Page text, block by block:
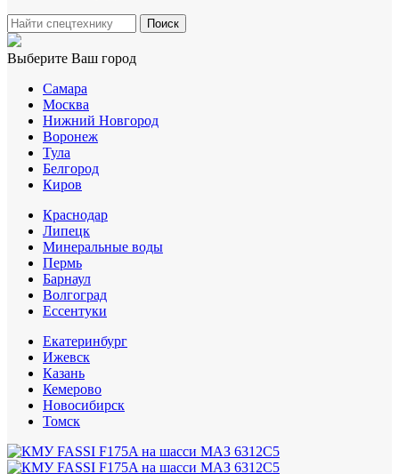
Выберите Ваш город
Самара
Москва
Нижний Новгород
Воронеж
Тула
Белгород
Киров
Краснодар
Липецк
Минеральные воды
Пермь
Барнаул
Волгоград
Еcсентуки
Екатеринбург
Ижевск
Казань
Кемерово
Новосибирск
Томск